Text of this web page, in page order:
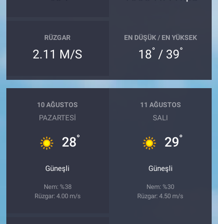
RÜZGAR
2.11 M/S
EN DÜŞÜK / EN YÜKSEK
18° / 39°
10 AĞUSTOS
PAZARTESI
28°
Güneşli
Nem: %38
Rüzgar: 4.00 m/s
11 AĞUSTOS
SALI
29°
Güneşli
Nem: %30
Rüzgar: 4.50 m/s